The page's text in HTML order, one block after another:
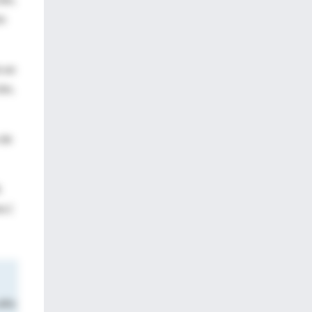
(